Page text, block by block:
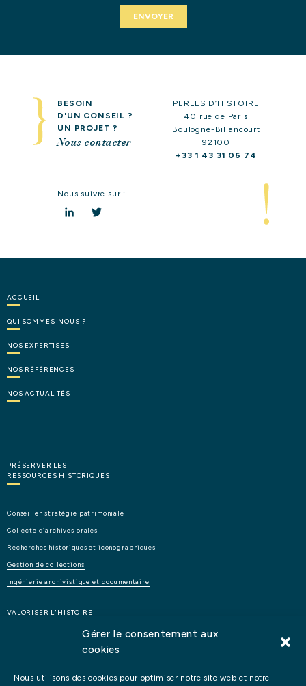
Gérer le consentement aux
cookies
Nous utilisons des cookies pour optimiser notre site web et notre
BESOIN
D'UN CONSEIL ?
UN PROJET ?
Nous contacter
PERLES D’HISTOIRE
40 rue de Paris
Boulogne-Billancourt
92100
+33 1 43 31 06 74
Nous suivre sur :
ACCUEIL
QUI SOMMES-NOUS ?
NOS EXPERTISES
NOS RÉFÉRENCES
NOS ACTUALITÉS
PRÉSERVER LES
RESSOURCES HISTORIQUES
Conseil en stratégie patrimoniale
Collecte d’archives orales
Recherches historiques et iconographiques
Gestion de collections
Ingénierie archivistique et documentaire
VALORISER L'HISTOIRE
et de faisabilité
podcasts…